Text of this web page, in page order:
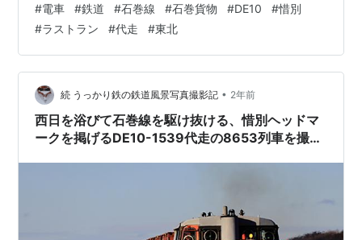
いところからではなく線路脇でシャッターを切ってみま
した。 敢えてバルブ撮影はせず石巻線(石
巻)2025/1/11/18：41撮影EOSR1 RF70-200 F2.8L IS焦
点距離 111mm(35mm換算)ISO 5000↓同時撮影の動画は
こちら↓ TOMIX JR EF63形電気機関車…
#電車 #鉄道 #石巻線 #石巻貨物 #DE10 #惜別
#ラストラン #代走 #東北
続 うっかり鉄の鉄道風景写真撮影記 • 2年前
西日を浴びて石巻線を駆け抜ける、惜別ヘッドマ
ークを掲げるDE10-1539代走の8653列車を撮